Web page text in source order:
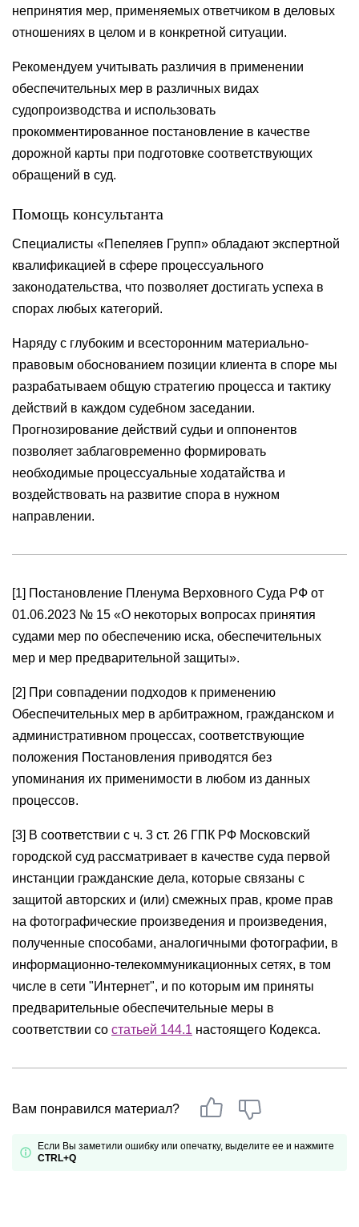
непринятия мер, применяемых ответчиком в деловых
отношениях в целом и в конкретной ситуации.
Рекомендуем учитывать различия в применении
обеспечительных мер в различных видах
судопроизводства и использовать
прокомментированное постановление в качестве
дорожной карты при подготовке соответствующих
обращений в суд.
Помощь консультанта
Специалисты «Пепеляев Групп» обладают экспертной
квалификацией в сфере процессуального
законодательства, что позволяет достигать успеха в
спорах любых категорий.
Наряду с глубоким и всесторонним материально-
правовым обоснованием позиции клиента в споре мы
разрабатываем общую стратегию процесса и тактику
действий в каждом судебном заседании.
Прогнозирование действий судьи и оппонентов
позволяет заблаговременно формировать
необходимые процессуальные ходатайства и
воздействовать на развитие спора в нужном
направлении.
[1] Постановление Пленума Верховного Суда РФ от
01.06.2023 № 15 «О некоторых вопросах принятия
судами мер по обеспечению иска, обеспечительных
мер и мер предварительной защиты».
[2] При совпадении подходов к применению
Обеспечительных мер в арбитражном, гражданском и
административном процессах, соответствующие
положения Постановления приводятся без
упоминания их применимости в любом из данных
процессов.
[3] В соответствии с ч. 3 ст. 26 ГПК РФ Московский
городской суд рассматривает в качестве суда первой
инстанции гражданские дела, которые связаны с
защитой авторских и (или) смежных прав, кроме прав
на фотографические произведения и произведения,
полученные способами, аналогичными фотографии, в
информационно-телекоммуникационных сетях, в том
числе в сети "Интернет", и по которым им приняты
предварительные обеспечительные меры в
соответствии со статьей 144.1 настоящего Кодекса.
Вам понравился материал?
Если Вы заметили ошибку или опечатку, выделите ее и нажмите
CTRL+Q